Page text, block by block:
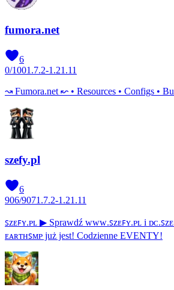
fumora.net
6
0/1001.7.2-1.21.11
↝ Fumora.net ↜ • Resources • Configs •
szefy.pl
6
906/9071.7.2-1.21.11
ꜱᴢᴇꜰʏ.ᴘʟ ▶ Sprawdź ᴡᴡᴡ.ꜱᴢᴇꜰʏ.ᴘʟ i
ᴇᴀʀᴛʜꜱᴍᴘ już jest! Codzienne EVENTY!